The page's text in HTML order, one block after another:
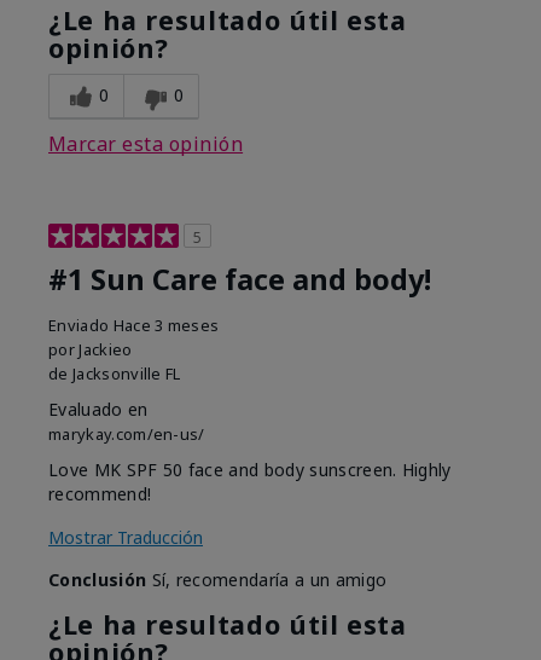
¿Le ha resultado útil esta
opinión?
0 0
Marcar esta opinión
5
#1 Sun Care face and body!
Enviado Hace 3 meses
por Jackieo
de Jacksonville FL
Evaluado en
marykay.com/en-us/
Love MK SPF 50 face and body sunscreen. Highly
recommend!
Mostrar Traducción
Conclusión Sí, recomendaría a un amigo
¿Le ha resultado útil esta
opinión?